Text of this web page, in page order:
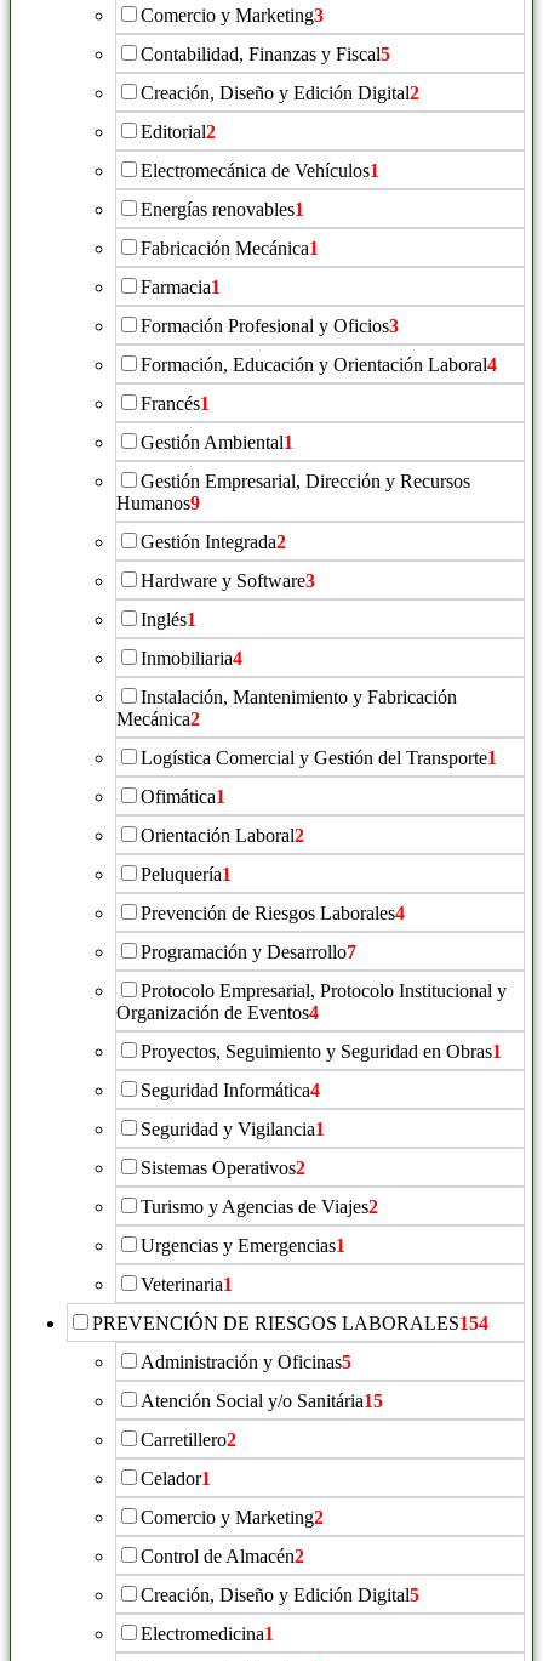
Comercio y Marketing3
Contabilidad, Finanzas y Fiscal5
Creación, Diseño y Edición Digital2
Editorial2
Electromecánica de Vehículos1
Energías renovables1
Fabricación Mecánica1
Farmacia1
Formación Profesional y Oficios3
Formación, Educación y Orientación Laboral4
Francés1
Gestión Ambiental1
Gestión Empresarial, Dirección y Recursos
Humanos9
Gestión Integrada2
Hardware y Software3
Inglés1
Inmobiliaria4
Instalación, Mantenimiento y Fabricación
Mecánica2
Logística Comercial y Gestión del Transporte1
Ofimática1
Orientación Laboral2
Peluquería1
Prevención de Riesgos Laborales4
Programación y Desarrollo7
Protocolo Empresarial, Protocolo Institucional y
Organización de Eventos4
Proyectos, Seguimiento y Seguridad en Obras1
Seguridad Informática4
Seguridad y Vigilancia1
Sistemas Operativos2
Turismo y Agencias de Viajes2
Urgencias y Emergencias1
Veterinaria1
PREVENCIÓN DE RIESGOS LABORALES154
Administración y Oficinas5
Atención Social y/o Sanitária15
Carretillero2
Celador1
Comercio y Marketing2
Control de Almacén2
Creación, Diseño y Edición Digital5
Electromedicina1